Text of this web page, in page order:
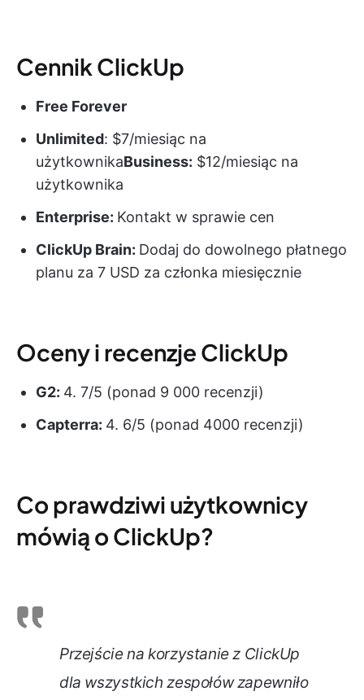
Cennik ClickUp
Free Forever
Unlimited: $7/miesiąc na
użytkownikaBusiness: $12/miesiąc na
użytkownika
Enterprise: Kontakt w sprawie cen
ClickUp Brain: Dodaj do dowolnego płatnego
planu za 7 USD za członka miesięcznie
Oceny i recenzje ClickUp
G2: 4. 7/5 (ponad 9 000 recenzji)
Capterra: 4. 6/5 (ponad 4000 recenzji)
Co prawdziwi użytkownicy
mówią o ClickUp?
Przejście na korzystanie z ClickUp
dla wszystkich zespołów zapewniło